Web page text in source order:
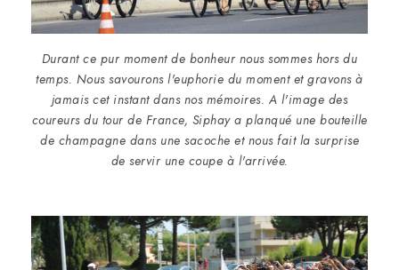
Durant ce pur moment de bonheur nous sommes hors du
temps. Nous savourons l'euphorie du moment et gravons à
jamais cet instant dans nos mémoires. A l'image des
coureurs du tour de France, Siphay a planqué une bouteille
de champagne dans une sacoche et nous fait la surprise
de servir une coupe à l'arrivée.